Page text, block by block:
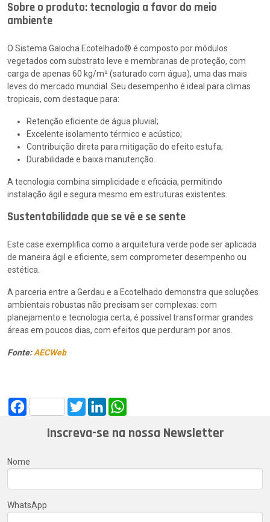
Sobre o produto: tecnologia a favor do meio
ambiente
O Sistema Galocha Ecotelhado® é composto por módulos
vegetados com substrato leve e membranas de proteção, com
carga de apenas 60 kg/m² (saturado com água), uma das mais
leves do mercado mundial. Seu desempenho é ideal para climas
tropicais, com destaque para:
Retenção eficiente de água pluvial;
Excelente isolamento térmico e acústico;
Contribuição direta para mitigação do efeito estufa;
Durabilidade e baixa manutenção.
A tecnologia combina simplicidade e eficácia, permitindo
instalação ágil e segura mesmo em estruturas existentes.
Sustentabilidade que se vê e se sente
Este case exemplifica como a arquitetura verde pode ser aplicada
de maneira ágil e eficiente, sem comprometer desempenho ou
estética.
A parceria entre a Gerdau e a Ecotelhado demonstra que soluções
ambientais robustas não precisam ser complexas: com
planejamento e tecnologia certa, é possível transformar grandes
áreas em poucos dias, com efeitos que perduram por anos.
Fonte:AECWeb
Facebook TwitterLinkedIn
Inscreva-se na nossa Newsletter
Nome
WhatsApp